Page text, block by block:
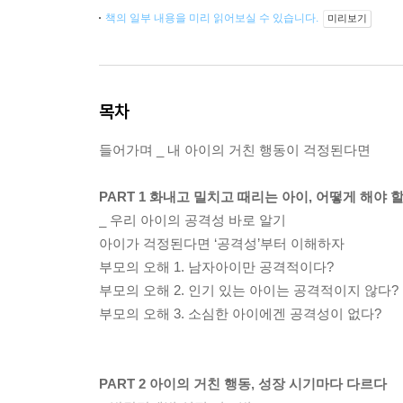
책의 일부 내용을 미리 읽어보실 수 있습니다. 미리보기
목차
들어가며 _ 내 아이의 거친 행동이 걱정된다면
PART 1 화내고 밀치고 때리는 아이, 어떻게 해야
_ 우리 아이의 공격성 바로 알기
아이가 걱정된다면 ‘공격성’부터 이해하자
부모의 오해 1. 남자아이만 공격적이다?
부모의 오해 2. 인기 있는 아이는 공격적이지 않다?
부모의 오해 3. 소심한 아이에겐 공격성이 없다?
PART 2 아이의 거친 행동, 성장 시기마다 다르다